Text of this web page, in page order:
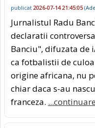
publicat 2026-07-14 21:45:05(
Jurnalistul Radu
declaratii
Banciu", difuzata de
ca fotbalistii de
origine africana, nu
chiar daca s-au
franceza.